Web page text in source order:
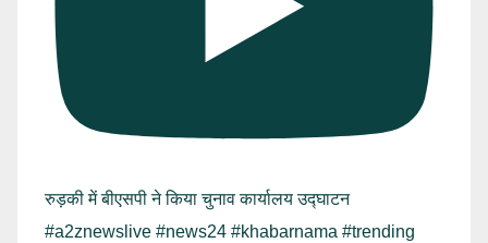
रुड़की में बीएसपी ने किया चुनाव कार्यालय उद्घाटन
#a2znewslive #news24 #khabarnama #trending